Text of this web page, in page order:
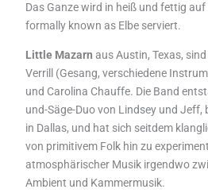
Das Ganze wird in heiß und fettig
formally known as Elbe serviert.
Little Mazarn aus Austin, Texas,
Verrill (Gesang, verschiedene
und Carolina Chauffe. Die Band
und-Säge-Duo von Lindsey und Jeff,
in Dallas, und hat sich seitdem
von primitivem Folk hin zu
atmosphärischer Musik irgendwo
Ambient und Kammermusik.